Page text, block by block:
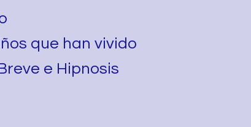
que han vivido
e Hipnosis